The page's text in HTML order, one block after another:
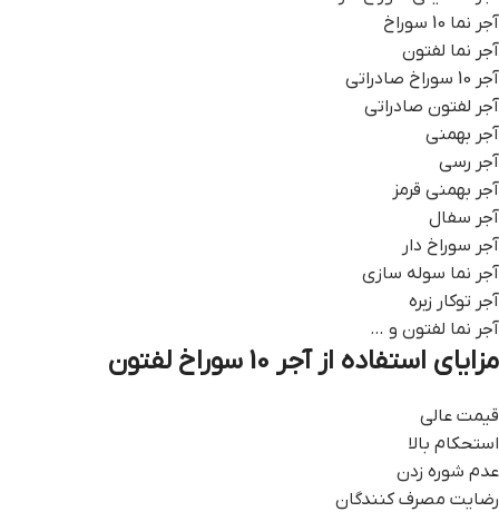
آجر نما 10 سوراخ
آجر نما لفتون
آجر 10 سوراخ صادراتی
آجر لفتون صادراتی
آجر بهمنی
آجر رسی
آجر بهمنی قرمز
آجر سفال
آجر سوراخ دار
آجر نما سوله سازی
آجر توکار زبره
آجر نما لفتون و …
مزایای استفاده از آجر 10 سوراخ لفتون
قیمت عالی
استحکام بالا
عدم شوره زدن
رضایت مصرف کنندگان